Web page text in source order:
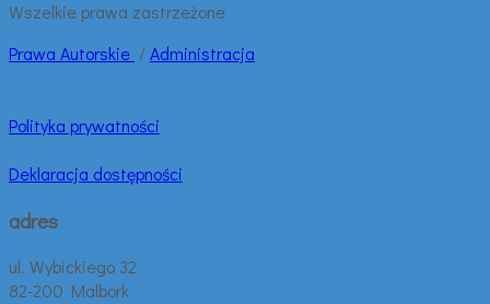
Wszelkie prawa zastrzeżone
Prawa Autorskie /Administracja
Polityka prywatności
Deklaracja dostępności
adres
ul. Wybickiego 32
82-200 Malbork